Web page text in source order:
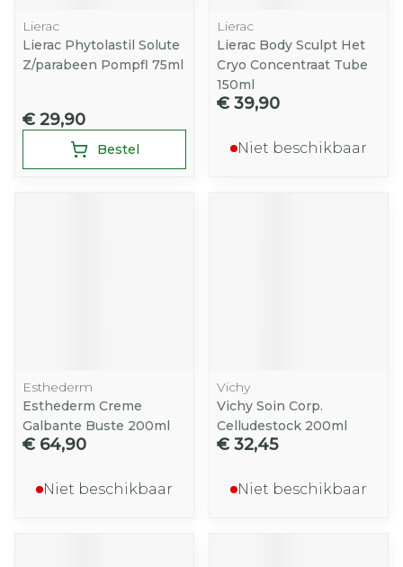
Lierac
Lierac Phytolastil Solute
Z/parabeen Pompfl 75ml
€ 29,90
Bestel
Lierac
Lierac Body Sculpt Het
Cryo Concentraat Tube
150ml
€ 39,90
Niet beschikbaar
Esthederm
Esthederm Creme
Galbante Buste 200ml
€ 64,90
Niet beschikbaar
Vichy
Vichy Soin Corp.
Celludestock 200ml
€ 32,45
Niet beschikbaar